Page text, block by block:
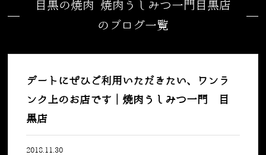
目黒の焼肉 焼肉うしみつ一門目黒店
のブログ一覧
デートにぜひご利用いただきたい、ワンラ
ンク上のお店です｜焼肉うしみつ一門 目
黒店
2018.11.30